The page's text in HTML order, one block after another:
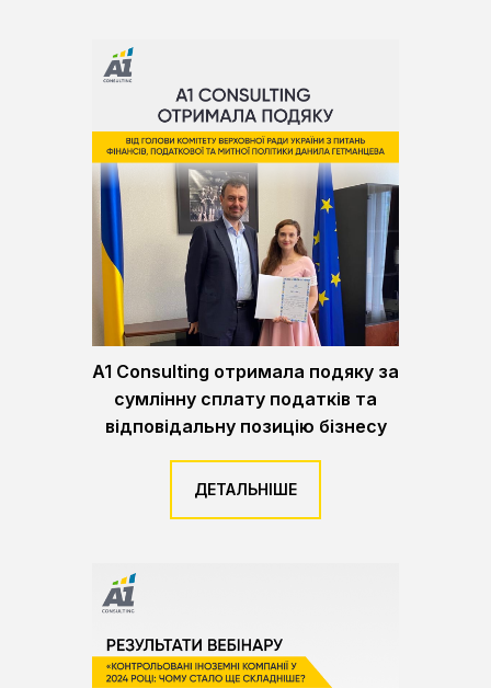
A1 Consulting отримала подяку за
сумлінну сплату податків та
відповідальну позицію бізнесу
ДЕТАЛЬНІШЕ